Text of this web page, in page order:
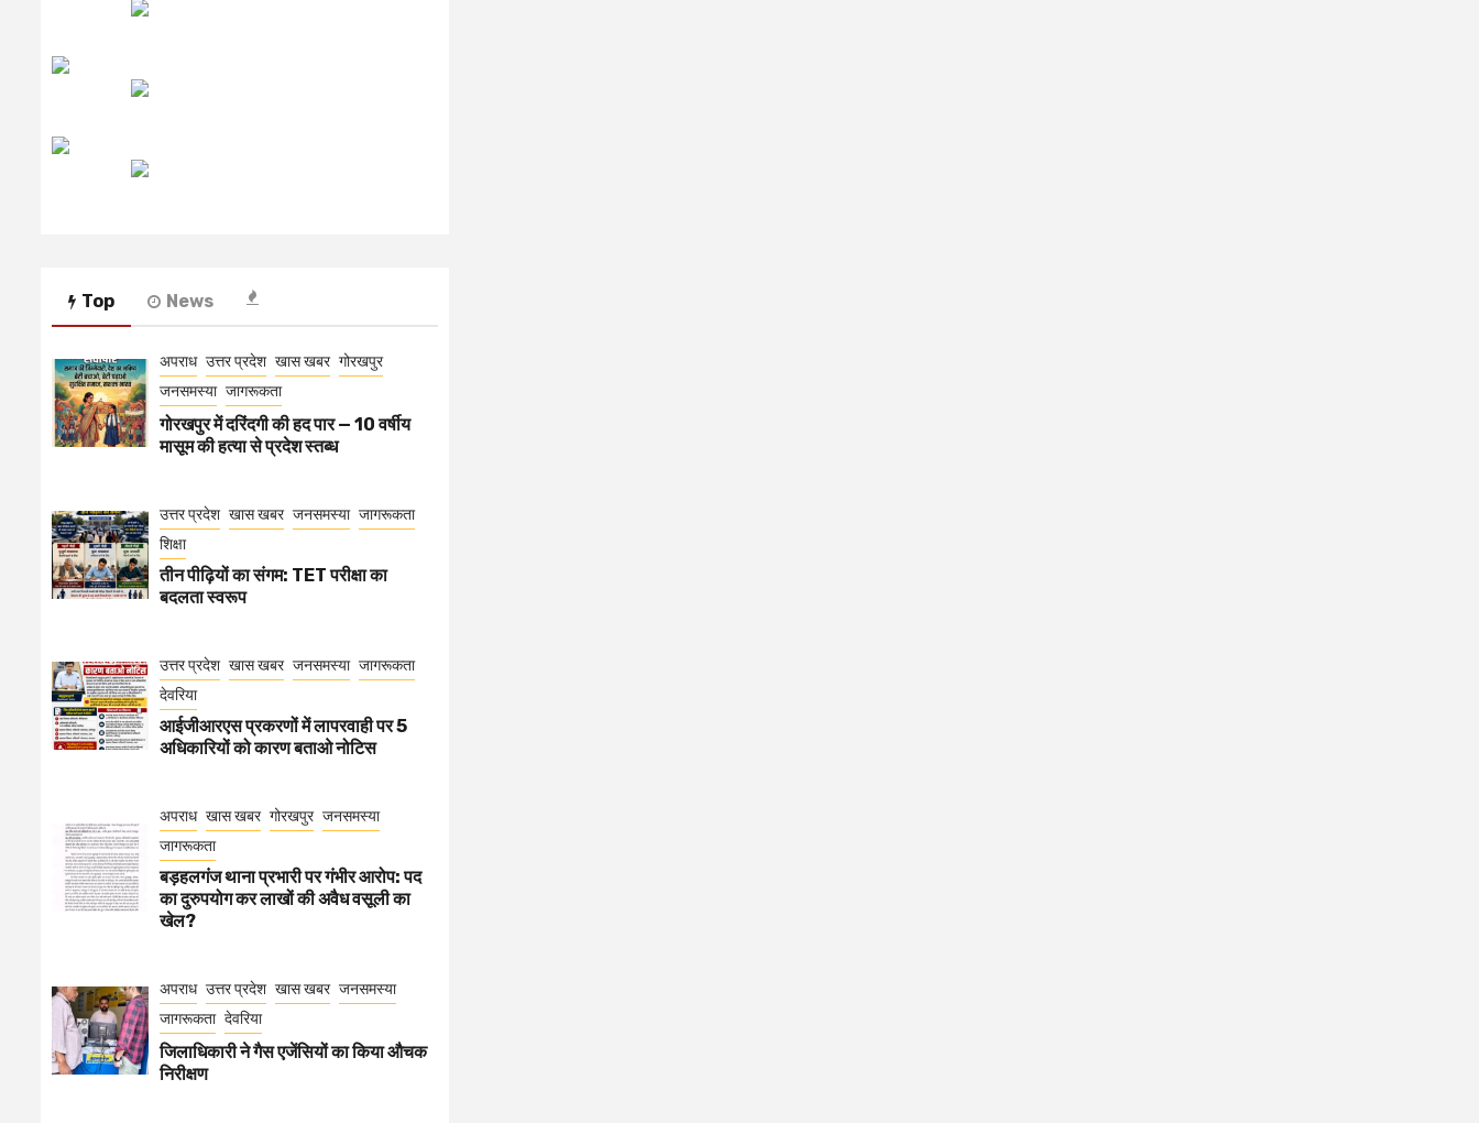
Top News
अपराध उत्तर प्रदेश खास खबर गोरखपुर
जनसमस्या जागरूकता
गोरखपुर में दरिंदगी की हद पार — 10 वर्षीय
मासूम की हत्या से प्रदेश स्तब्ध
उत्तर प्रदेश खास खबर जनसमस्या जागरूकता
शिक्षा
तीन पीढ़ियों का संगम: TET परीक्षा का
बदलता स्वरूप
उत्तर प्रदेश खास खबर जनसमस्या जागरूकता
देवरिया
आईजीआरएस प्रकरणों में लापरवाही पर 5
अधिकारियों को कारण बताओ नोटिस
अपराध खास खबर गोरखपुर जनसमस्या
जागरूकता
बड़हलगंज थाना प्रभारी पर गंभीर आरोप: पद
का दुरुपयोग कर लाखों की अवैध वसूली का
खेल?
अपराध उत्तर प्रदेश खास खबर जनसमस्या
जागरूकता देवरिया
जिलाधिकारी ने गैस एजेंसियों का किया औचक
निरीक्षण